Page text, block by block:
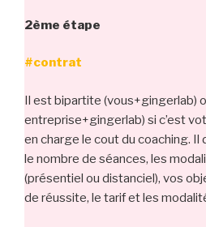
2ème étape
#contrat
Il est bipartite (vous+gingerlab)
entreprise+gingerlab) si c’est
en charge le cout du coaching.
le nombre de séances, les
(présentiel ou distanciel), vos
de réussite, le tarif et les